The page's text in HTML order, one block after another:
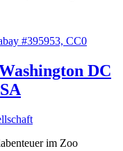
DC
im Zoo